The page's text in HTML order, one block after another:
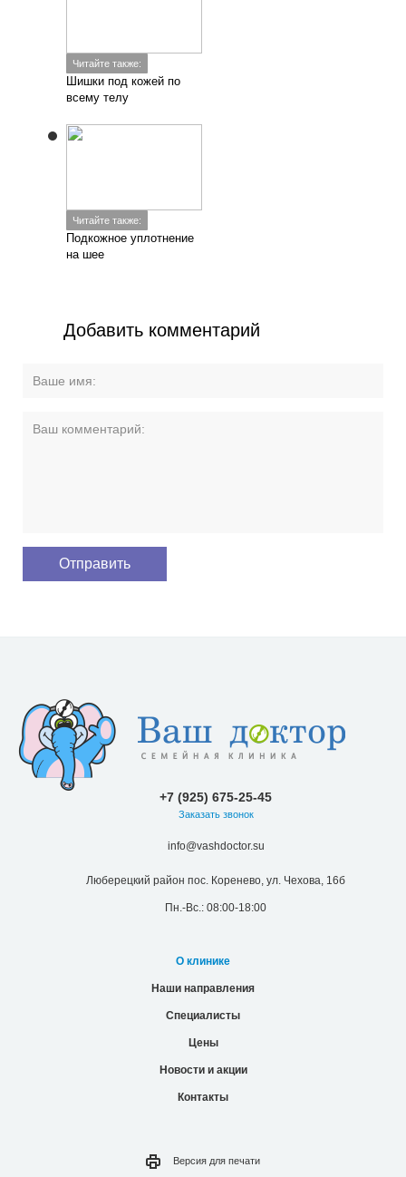
Читайте также:
Шишки под кожей по
всему телу
Читайте также:
Подкожное уплотнение
на шее
Добавить комментарий
+7 (925) 675-25-45
Заказать звонок
info@vashdoctor.su
Люберецкий район пос. Коренево, ул. Чехова, 16б
Пн.-Вс.: 08:00-18:00
О клинике
Наши направления
Специалисты
Цены
Новости и акции
Контакты
Версия для печати